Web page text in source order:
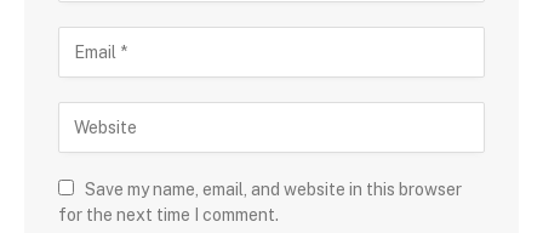
Save my name, email, and website in this browser
for the next time I comment.